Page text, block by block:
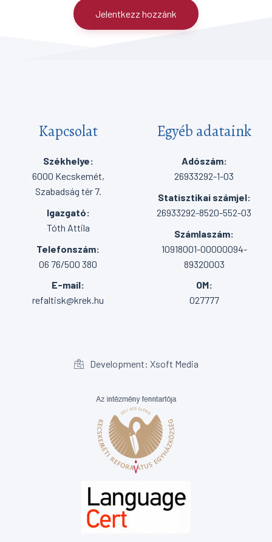
Jelentkezz hozzánk
Kapcsolat
Székhelye:
6000 Kecskemét,
Szabadság tér 7.
Igazgató:
Tóth Attila
Telefonszám:
06 76/500 380
E-mail:
refaltisk@krek.hu
Egyéb adataink
Adószám:
26933292-1-03
Statisztikai számjel:
26933292-8520-552-03
Számlaszám:
10918001-00000094-
89320003
OM:
027777
Development: Xsoft Media